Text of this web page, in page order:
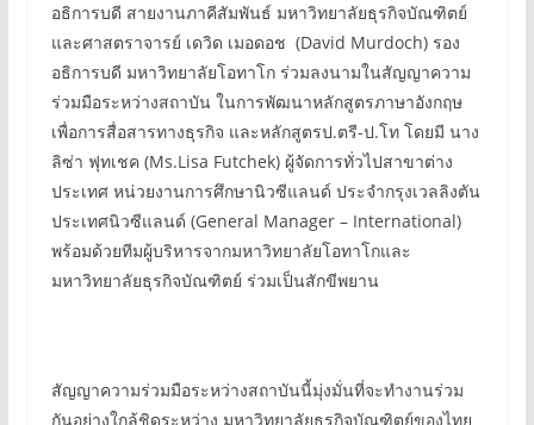
อธิการบดี สายงานภาคีสัมพันธ์ มหาวิทยาลัยธุรกิจบัณฑิตย์
และศาสตราจารย์ เดวิด เมอดอช (David Murdoch) รอง
อธิการบดี มหาวิทยาลัยโอทาโก ร่วมลงนามในสัญญาความ
ร่วมมือระหว่างสถาบัน ในการพัฒนาหลักสูตรภาษาอังกฤษ
เพื่อการสื่อสารทางธุรกิจ และหลักสูตรป.ตรี-ป.โท โดยมี นาง
ลิซ่า ฟุทเชค (Ms.Lisa Futchek) ผู้จัดการทั่วไปสาขาต่าง
ประเทศ หน่วยงานการศึกษานิวซีแลนด์ ประจำกรุงเวลลิงตัน
ประเทศนิวซีแลนด์ (General Manager – International)
พร้อมด้วยทีมผู้บริหารจากมหาวิทยาลัยโอทาโกและ
มหาวิทยาลัยธุรกิจบัณฑิตย์ ร่วมเป็นสักขีพยาน
สัญญาความร่วมมือระหว่างสถาบันนี้มุ่งมั่นที่จะทำงานร่วม
กันอย่างใกล้ชิดระหว่าง มหาวิทยาลัยธุรกิจบัณฑิตย์ของไทย